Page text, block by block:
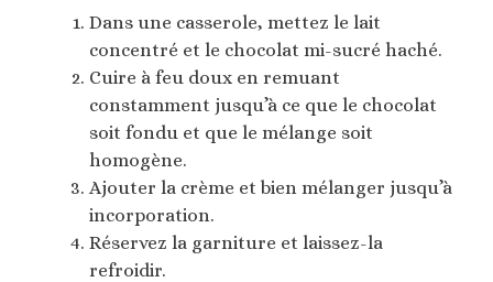
Dans une casserole, mettez le lait
concentré et le chocolat mi-sucré haché.
Cuire à feu doux en remuant
constamment jusqu’à ce que le chocolat
soit fondu et que le mélange soit
homogène.
Ajouter la crème et bien mélanger jusqu’à
incorporation.
Réservez la garniture et laissez-la
refroidir.